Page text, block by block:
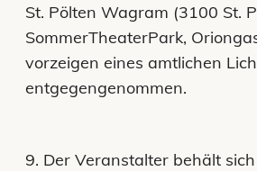
St. Pölten Wagram (3100 St.
SommerTheaterPark,
vorzeigen eines amtlichen
entgegengenommen.
9. Der Veranstalter behält